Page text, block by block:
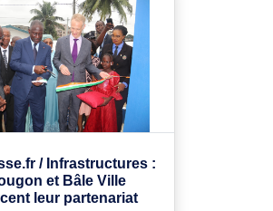
/ Infrastructures :
et Bâle Ville
leur partenariat